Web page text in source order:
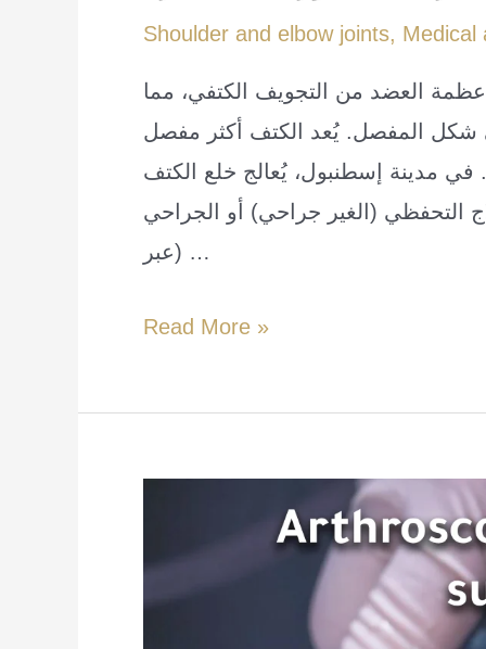
Shoulder and elbow joints, Medical
العضد من التجويف الكتفي، مما
شكل المفصل. يُعد الكتف أكثر مفصل
مدينة إسطنبول، يُعالج خلع الكتف
التحفظي (الغير جراحي) أو الجراحي
(عبر …
علاج
إسطنبول:
الجراحية
والغير
Read More »